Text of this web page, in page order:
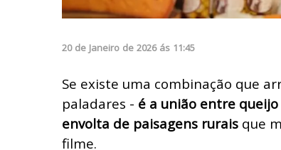
20 de Janeiro de 2026 ás 11:45
Se existe uma combinação que
paladares - é a união entre
envolta de paisagens rurais que
filme.